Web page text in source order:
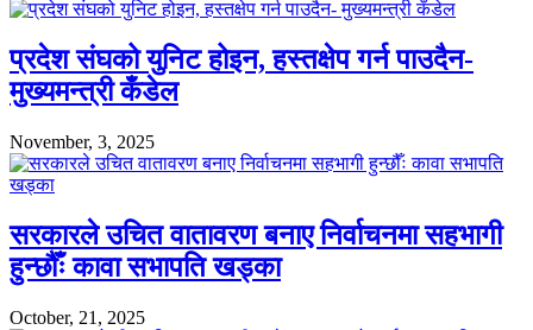
प्रदेश संघको युनिट होइन, हस्तक्षेप गर्न पाउदैन-
मुख्यमन्त्री कँडेल
November, 3, 2025
सरकारले उचित वातावरण बनाए निर्वाचनमा सहभागी
हुन्छौँः कावा सभापति खड्का
October, 21, 2025